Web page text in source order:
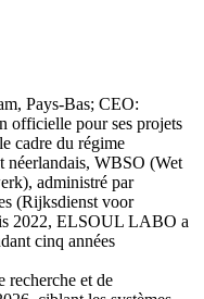
Pays-Bas; CEO:
officielle pour ses projets
cadre du régime
WBSO (Wet
administré par
(Rijksdienst voor
2022, ELSOUL LABO a
cinq années
recherche et de